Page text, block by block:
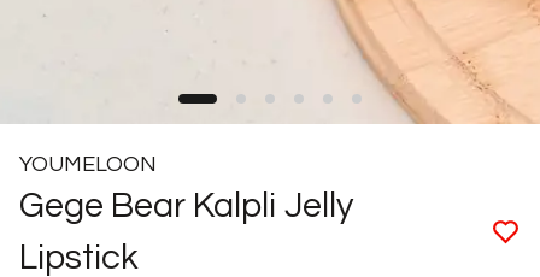
YOUMELOON
Gege Bear Kalpli Jelly
Lipstick